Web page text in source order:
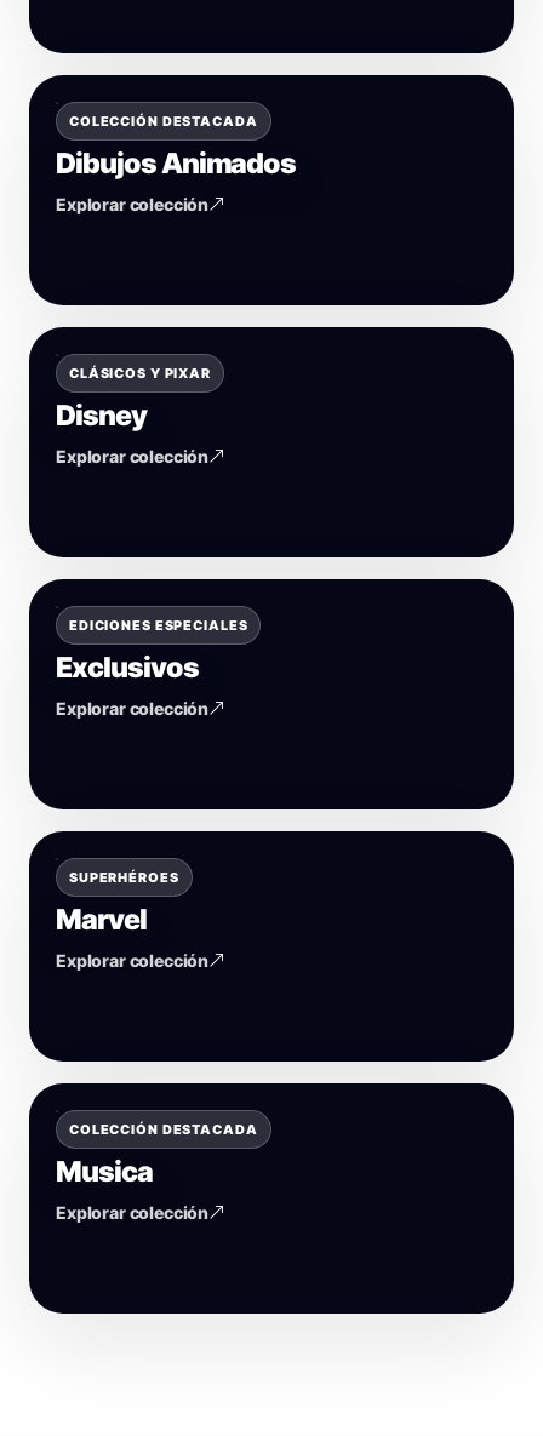
COLECCIÓN DESTACADA
Dibujos Animados
Explorar colección
CLÁSICOS Y PIXAR
Disney
Explorar colección
EDICIONES ESPECIALES
Exclusivos
Explorar colección
SUPERHÉROES
Marvel
Explorar colección
COLECCIÓN DESTACADA
Musica
Explorar colección